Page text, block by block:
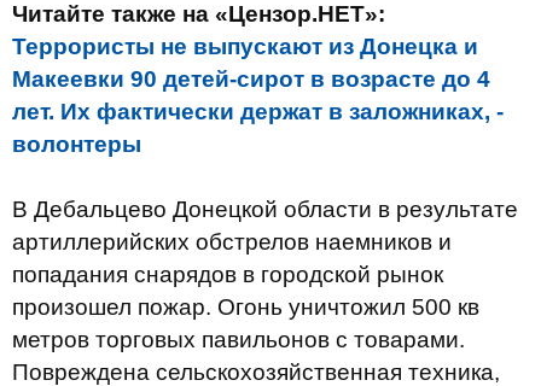
Читайте также на «Цензор.НЕТ»:
Террористы не выпускают из Донецка и
Макеевки 90 детей-сирот в возрасте до 4
лет. Их фактически держат в заложниках, -
волонтеры
В Дебальцево Донецкой области в результате
артиллерийских обстрелов наемников и
попадания снарядов в городской рынок
произошел пожар. Огонь уничтожил 500 кв
метров торговых павильонов с товарами.
Повреждена сельскохозяйственная техника,